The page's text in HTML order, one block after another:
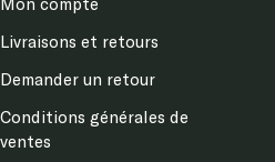
Livraisons et retours
Demander un retour
Conditions générales de
ventes